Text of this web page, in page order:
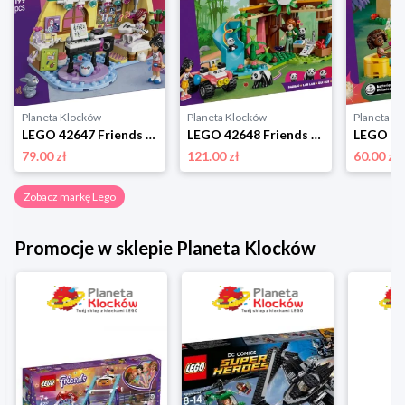
Planeta Klocków
LEGO 42647 Friends Pokój Paisley Lego
79.00 zł
Planeta Klocków
LEGO 42648 Friends Opieka nad pandami w rezerwacie Lego
121.00 zł
Planeta
60.00 zł
Zobacz markę Lego
Promocje w sklepie Planeta Klocków